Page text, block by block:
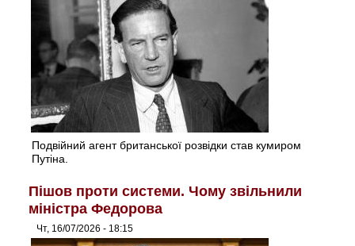
Подвійний агент британської розвідки став кумиром
Путіна.
Пішов проти системи. Чому звільнили
міністра Федорова
Чт, 16/07/2026 - 18:15